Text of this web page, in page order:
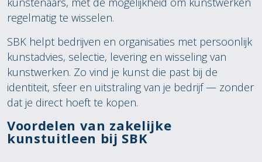
regelmatig te wisselen.
SBK helpt bedrijven en organisaties met persoonlijk
kunstadvies, selectie, levering en wisseling van
kunstwerken. Zo vind je kunst die past bij de
identiteit, sfeer en uitstraling van je bedrijf — zonder
dat je direct hoeft te kopen.
Voordelen van zakelijke
kunstuitleen bij SBK